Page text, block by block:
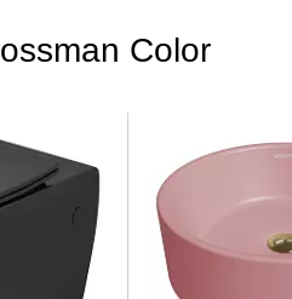
Нет
Нет
Керамика
Color